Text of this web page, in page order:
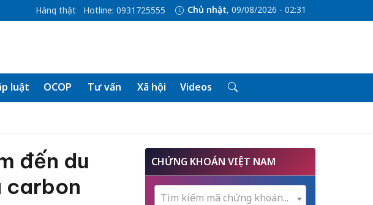
Hàng thật Hotline: 0931725555 Chủ nhật, 09/08/2026 - 02:31
luật OCOP Tư vấn Xã hội Videos
đến du
carbon
CHỨNG KHOÁN VIỆT NAM
Tìm kiếm mã chứng khoán...